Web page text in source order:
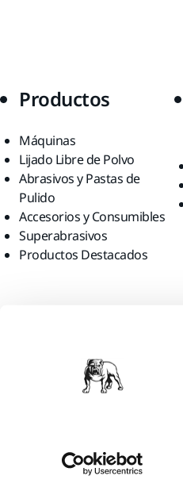
Productos
Máquinas
Lijado Libre de Polvo
Abrasivos y Pastas de
Pulido
Accesorios y Consumibles
Superabrasivos
Productos Destacados
Creemos que estás en United